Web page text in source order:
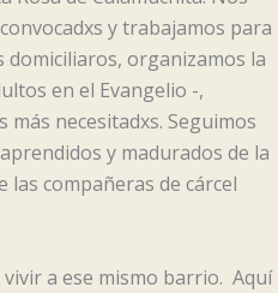
y trabajamos para
organizamos la
en el Evangelio -,
necesitadxs. Seguimos
y madurados de la
las compañeras de cárcel
a ese mismo barrio. Aquí